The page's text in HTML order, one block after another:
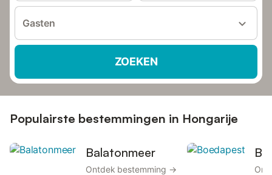
Gasten
ZOEKEN
Populairste bestemmingen in Hongarije
Balatonmeer
Ontdek bestemming →